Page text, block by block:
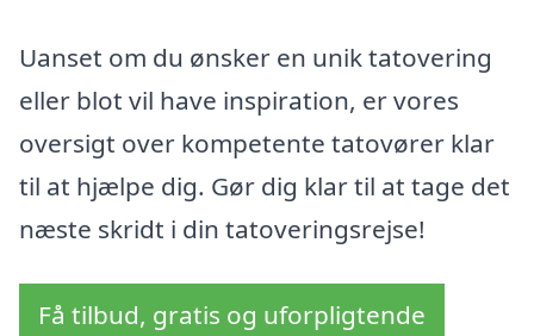
Uanset om du ønsker en unik tatovering
eller blot vil have inspiration, er vores
oversigt over kompetente tatovører klar
til at hjælpe dig. Gør dig klar til at tage det
næste skridt i din tatoveringsrejse!
Få tilbud, gratis og uforpligtende